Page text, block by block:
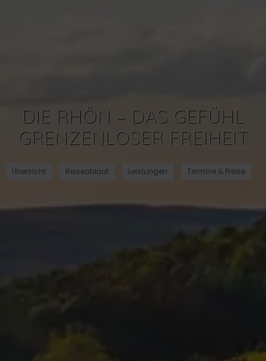
DIE RHÖN – DAS GEFÜHL
GRENZENLOSER FREIHEIT
Übersicht Reiseablauf Leistungen Termine & Preise